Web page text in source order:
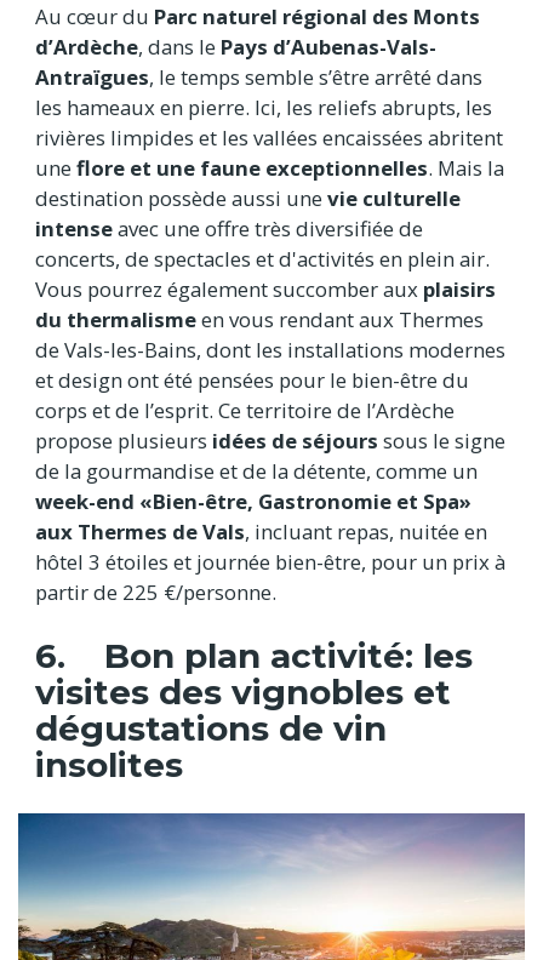
Au cœur du Parc naturel régional des Monts
d’Ardèche, dans le Pays d’Aubenas-Vals-
Antraïgues, le temps semble s’être arrêté dans
les hameaux en pierre. Ici, les reliefs abrupts, les
rivières limpides et les vallées encaissées abritent
une flore et une faune exceptionnelles. Mais la
destination possède aussi une vie culturelle
intenseavec une offre très diversifiée de
concerts, de spectacles et d'activités en plein air.
Vous pourrez également succomber aux plaisirs
du thermalismeen vous rendant aux Thermes
de Vals-les-Bains, dont les installations modernes
et design ont été pensées pour le bien-être du
corps et de l’esprit. Ce territoire de l’Ardèche
propose plusieurs idées de séjours sous le signe
de la gourmandise et de la détente, comme un
week-end «Bien-être, Gastronomie et Spa»
aux Thermes de Vals, incluant repas, nuitée en
hôtel 3 étoiles et journée bien-être, pour un prix à
partir de 225 €/personne.
6. Bon plan activité: les
visites des vignobles et
dégustations de vin
insolites